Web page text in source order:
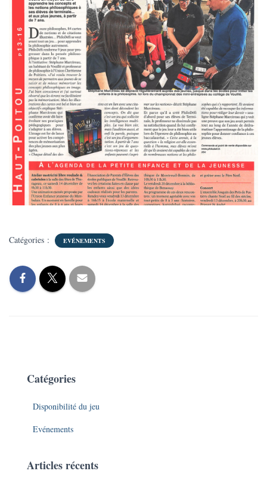
Catégories : EVÉNEMENTS
Catégories
Disponibilité du jeu
Evénements
Articles récents